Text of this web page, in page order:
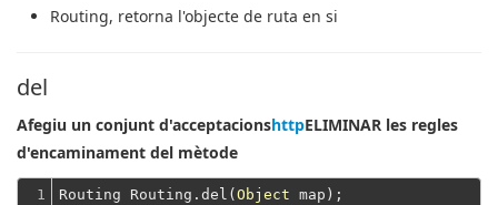
Routing, retorna l'objecte de ruta en si
del
Afegiu un conjunt d'acceptacionshttpELIMINAR les regles
d'encaminament del mètode
1 Routing Routing.del( Object